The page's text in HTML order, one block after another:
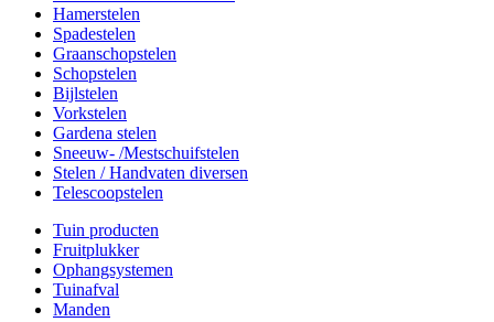
Hamerstelen
Spadestelen
Graanschopstelen
Schopstelen
Bijlstelen
Vorkstelen
Gardena stelen
Sneeuw- /Mestschuifstelen
Stelen / Handvaten diversen
Telescoopstelen
Tuin producten
Fruitplukker
Ophangsystemen
Tuinafval
Manden